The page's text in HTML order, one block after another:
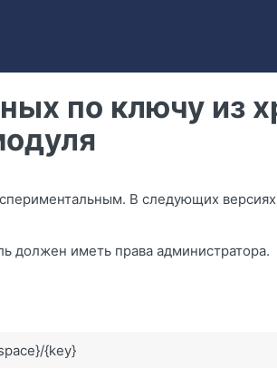
по ключу из
В следующих
должен иметь права администратора.
{key}